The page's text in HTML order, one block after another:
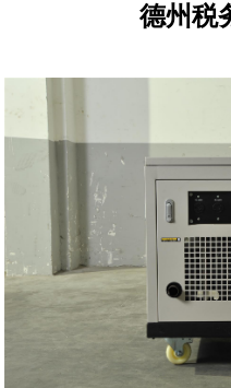
德州税